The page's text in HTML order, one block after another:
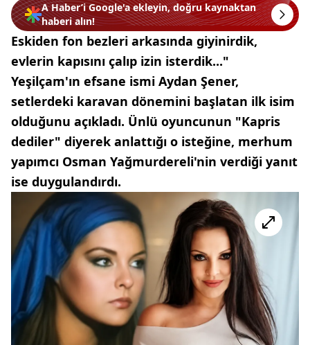
A Haber’i Google'a ekleyin, doğru kaynaktan
haberi alın!
Eskiden fon bezleri arkasında giyinirdik,
evlerin kapısını çalıp izin isterdik..."
Yeşilçam'ın efsane ismi Aydan Şener,
setlerdeki karavan dönemini başlatan ilk isim
olduğunu açıkladı. Ünlü oyuncunun "Kapris
dediler" diyerek anlattığı o isteğine, merhum
yapımcı Osman Yağmurdereli'nin verdiği yanıt
ise duygulandırdı.